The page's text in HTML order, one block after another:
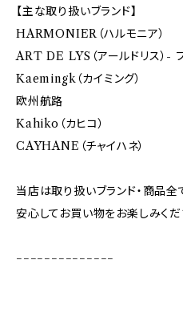
【主な取り扱いブランド】
HARMONIER（ハルモニア）
ART DE LYS（アールドリス）-
Kaemingk（カイミング）
欧州航路
Kahiko（カヒコ）
CAYHANE（チャイハネ）
当店は取り扱いブランド・商品全
安心してお買い物をお楽しみくだ
−−−−−−−−−−−−−−